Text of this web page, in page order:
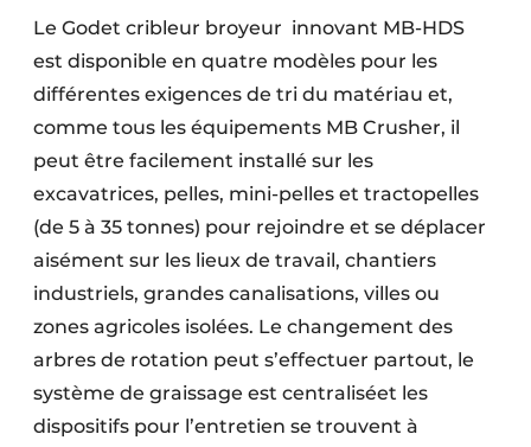
Le Godet cribleur broyeur innovant MB-HDS
est disponible en quatre modèles pour les
différentes exigences de tri du matériau et,
comme tous les équipements MB Crusher, il
peut être facilement installé sur les
excavatrices, pelles, mini-pelles et tractopelles
(de 5 à 35 tonnes) pour rejoindre et se déplacer
aisément sur les lieux de travail, chantiers
industriels, grandes canalisations, villes ou
zones agricoles isolées. Le changement des
arbres de rotation peut s’effectuer partout, le
système de graissage est centraliséet les
dispositifs pour l’entretien se trouvent à